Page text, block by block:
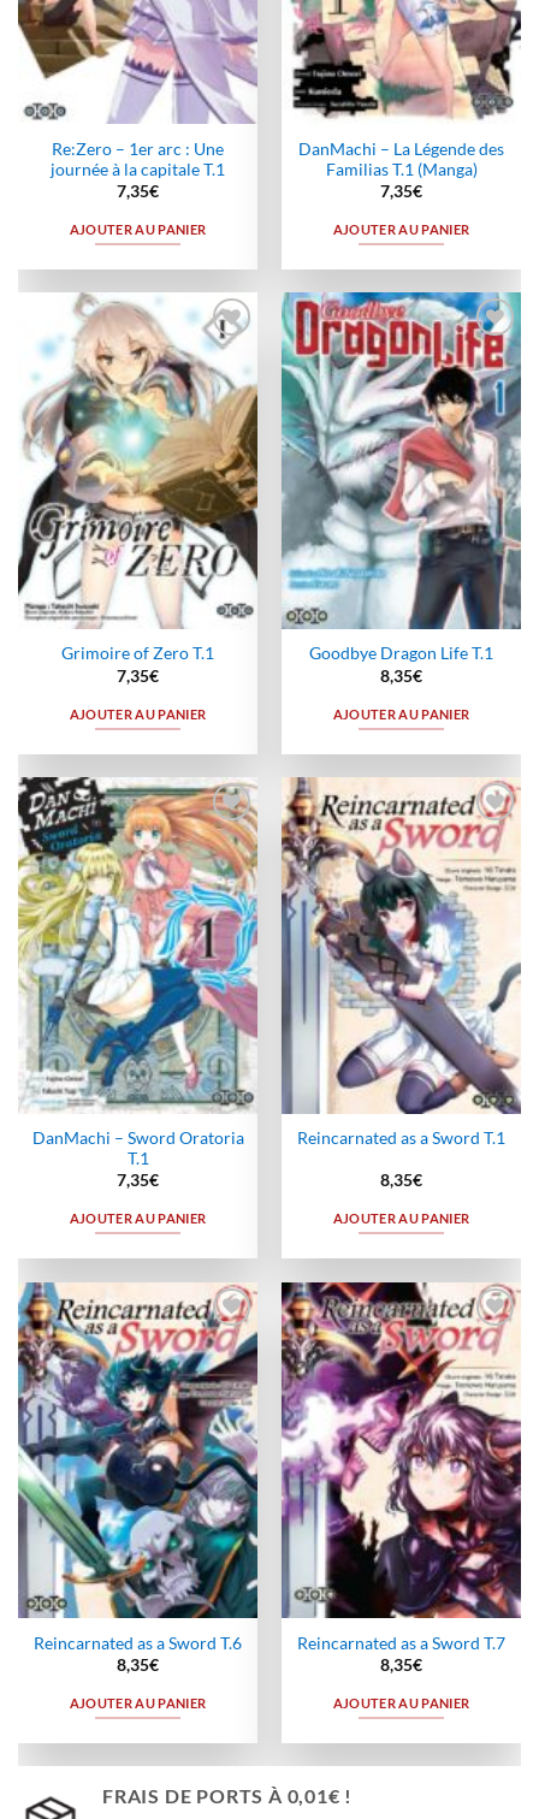
Re:Zero – 1er arc : Une
journée à la capitale T.1
7,35€
AJOUTER AU PANIER
DanMachi – La Légende des
Familias T.1 (Manga)
7,35€
AJOUTER AU PANIER
Ajouter
à la
wishlist
Grimoire of Zero T.1
7,35€
AJOUTER AU PANIER
Ajouter
à la
wishlist
Goodbye Dragon Life T.1
8,35€
AJOUTER AU PANIER
Ajouter
à la
wishlist
DanMachi – Sword Oratoria
T.1
7,35€
AJOUTER AU PANIER
Ajouter
à la
wishlist
Reincarnated as a Sword T.1
8,35€
AJOUTER AU PANIER
Ajouter
à la
wishlist
Reincarnated as a Sword T.6
8,35€
AJOUTER AU PANIER
Ajouter
à la
wishlist
Reincarnated as a Sword T.7
8,35€
AJOUTER AU PANIER
FRAIS DE PORTS À 0,01€ !